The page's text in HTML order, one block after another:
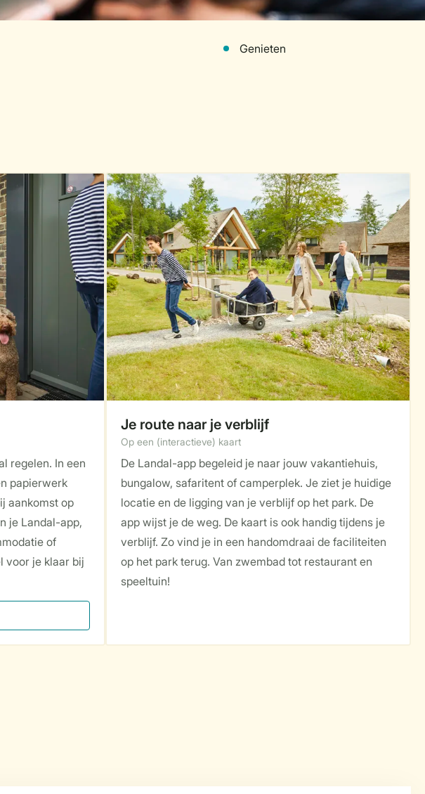
Genieten
regelen. In een
papierwerk
aankomst op
je Landal-app,
of
voor je klaar bij
Je route naar je verblijf
Op een (interactieve) kaart
De Landal-app begeleid je naar jouw vakantiehuis,
bungalow, safaritent of camperplek. Je ziet je huidige
locatie en de ligging van je verblijf op het park. De
app wijst je de weg. De kaart is ook handig tijdens je
verblijf. Zo vind je in een handomdraai de faciliteiten
op het park terug. Van zwembad tot restaurant en
speeltuin!